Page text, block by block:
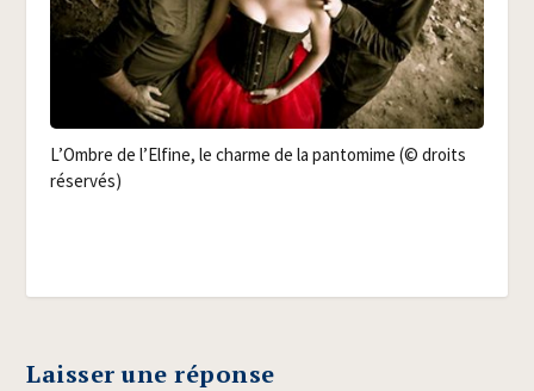
L’Ombre de l’Elfine, le charme de la pan­to­mime (© droits
réservés)
Laisser une réponse